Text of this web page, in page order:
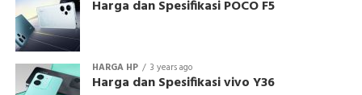
Harga dan Spesifikasi POCO F5
HARGA HP 3 years ago
Harga dan Spesifikasi vivo Y36